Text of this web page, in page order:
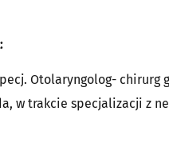
Otolaryngolog- chirurg
w trakcie specjalizacji z